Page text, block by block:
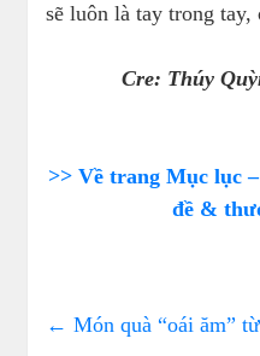
sẽ luôn là tay trong tay,
Cre: Thúy
>> Về trang Mục lục
đề &
← Món quà “oái ăm”